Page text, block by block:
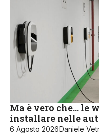
Ma è vero che… le
installare nelle
6 Agosto 2026Daniele